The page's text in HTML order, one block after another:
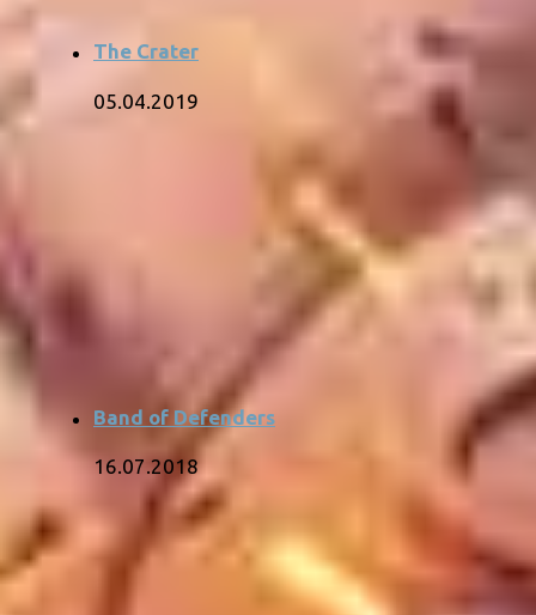
The Crater
05.04.2019
Band of Defenders
16.07.2018